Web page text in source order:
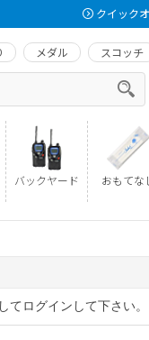
クイック
メダル スコッチ
バックヤード おもてな
ログインして下さい。